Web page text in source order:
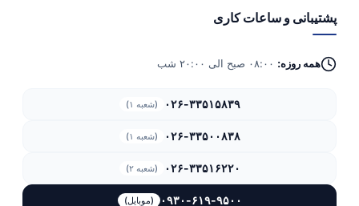
پشتیبانی و ساعات کاری
همه روزه:
۰۲۶-۳۳۵۱۵۸۳۹ (شعبه ۱)
۰۲۶-۳۳۵۰۰۸۳۸ (شعبه ۱)
۰۲۶-۳۳۵۱۶۲۲۰ (شعبه ۲)
۰۹۳۰-۶۱۹-۹۵۰۰ (موبایل)